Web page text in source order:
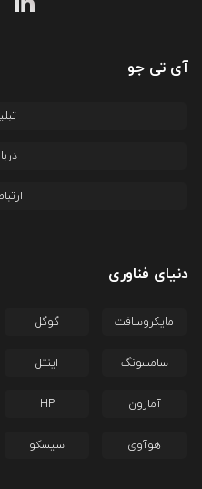
آی تی جو
دنیای فناوری
مایکروسافت گوگل
سامسونگ اینتل
آمازون HP
هوآوی سیسکو